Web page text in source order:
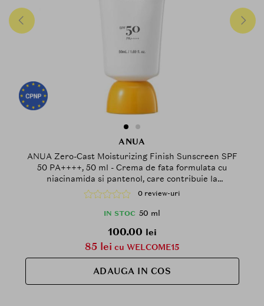
ANUA
ANUA Zero-Cast Moisturizing Finish Sunscreen SPF
50 PA++++, 50 ml - Crema de fata formulata cu
niacinamida si pantenol, care contribuie la
protejarea pielii impotriva radiatiilor UVA si UVB si
la mentinerea confortului cutanat, Daily
0 review-uri
IN STOC 50 ml
100.00 lei
85 lei cu WELCOME15
ADAUGA IN COS